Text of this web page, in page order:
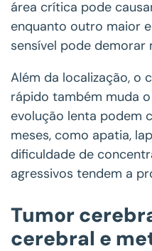
área crítica pode
enquanto outro maior
sensível pode demorar
Além da localização, o
rápido também muda
evolução lenta podem
meses, como apatia,
dificuldade de
agressivos tendem a
Tumor
cerebral e